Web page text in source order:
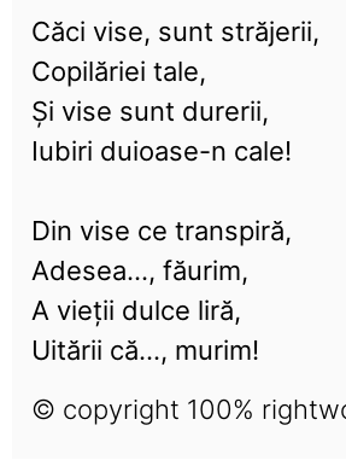
Căci vise, sunt străjerii,
Copilăriei tale,
Și vise sunt durerii,
Iubiri duioase-n cale!
Din vise ce transpiră,
Adesea..., făurim,
A vieții dulce liră,
Uitării că..., murim!
© copyright 100%